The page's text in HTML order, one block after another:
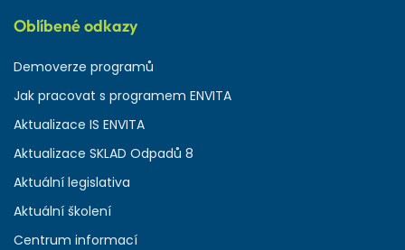
Oblíbené odkazy
Demoverze programů
Jak pracovat s programem ENVITA
Aktualizace IS ENVITA
Aktualizace SKLAD Odpadů 8
Aktuální legislativa
Aktuální školení
Centrum informací